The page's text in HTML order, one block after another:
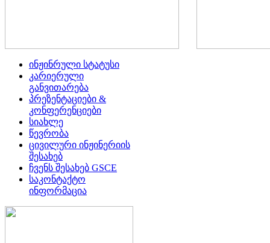
ინჟინრული სტატუსი
კარიერული
განვითარება
პრეზენტაციები &
კონფერენციები
სიახლე
წევრობა
ცივილური ინჟინერიის
შესახებ
ჩვენს შესახებ GSCE
საკონტაქტო
ინფორმაცია